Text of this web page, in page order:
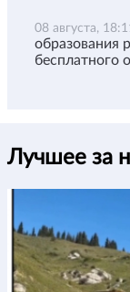
08 августа,
образования
бесплатного
Лучшее за